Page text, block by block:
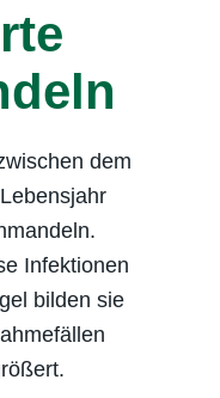
heiße
für
da
aber
dem
Infektionen
bilden sie